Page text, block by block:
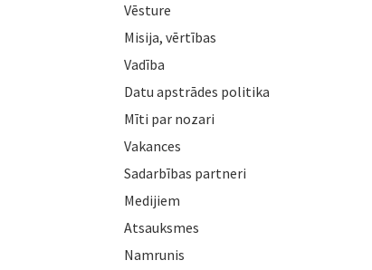
Vēsture
Misija, vērtības
Vadība
Datu apstrādes politika
Mīti par nozari
Vakances
Sadarbības partneri
Medijiem
Atsauksmes
Namrunis